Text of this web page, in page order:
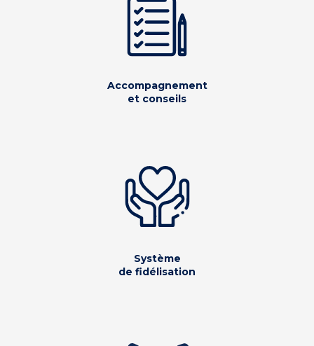
Accompagnement
et conseils
Système
de fidélisation